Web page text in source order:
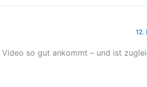
12.
so gut ankommt – und ist